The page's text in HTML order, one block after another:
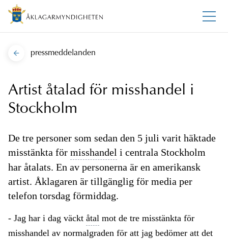
pressmeddelanden
Artist åtalad för misshandel i
Stockholm
De tre personer som sedan den 5 juli varit häktade
misstänkta för misshandel i centrala Stockholm
har åtalats. En av personerna är en amerikansk
artist. Åklagaren är tillgänglig för media per
telefon torsdag förmiddag.
- Jag har i dag väckt åtal mot de tre misstänkta för
misshandel av normalgraden för att jag bedömer att det